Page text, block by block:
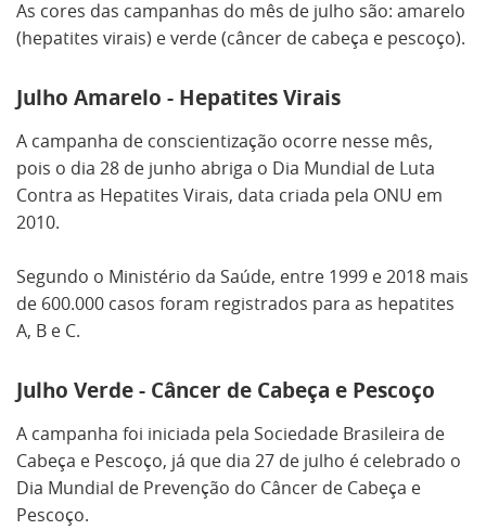
As cores das campanhas do mês de julho são: amarelo
(hepatites virais) e verde (câncer de cabeça e pescoço).
Julho Amarelo - Hepatites Virais
A campanha de conscientização ocorre nesse mês,
pois o dia 28 de junho abriga o Dia Mundial de Luta
Contra as Hepatites Virais, data criada pela ONU em
2010.
Segundo o Ministério da Saúde, entre 1999 e 2018 mais
de 600.000 casos foram registrados para as hepatites
A, B e C.
Julho Verde - Câncer de Cabeça e Pescoço
A campanha foi iniciada pela Sociedade Brasileira de
Cabeça e Pescoço, já que dia 27 de julho é celebrado o
Dia Mundial de Prevenção do Câncer de Cabeça e
Pescoço.